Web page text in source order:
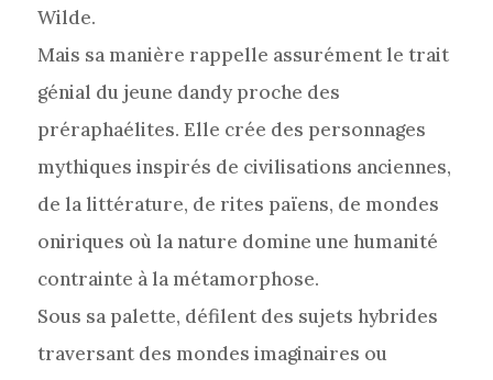
Wilde.
Mais sa manière rappelle assurément le trait
génial du jeune dandy proche des
préraphaélites. Elle crée des personnages
mythiques inspirés de civilisations anciennes,
de la littérature, de rites païens, de mondes
oniriques où la nature domine une humanité
contrainte à la métamorphose.
Sous sa palette, défilent des sujets hybrides
traversant des mondes imaginaires ou